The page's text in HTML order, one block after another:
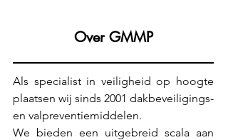
Over GMMP
Als specialist in veiligheid op hoogte
plaatsen wij sinds 2001 dakbeveiligings-
en valpreventiemiddelen.
We bieden een uitgebreid scala aan